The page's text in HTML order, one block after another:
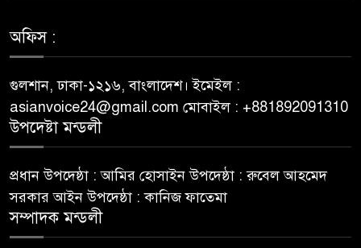
Popularna Online Kazina:
Koja je Bolja Opcija?
Games, Revamped Bonuses
and Mobile Upgrades
৮
৯
অফিস :
গুলশান, ঢাকা-১২১৬, বাংলাদেশ। ইমেইল :
asianvoice24@gmail.com মোবাইল : +881892091310
উপদেষ্টা মন্ডলী
প্রধান উপদেষ্ঠা : আমির হোসাইন উপদেষ্ঠা : রুবেল আহমেদ
সরকার আইন উপদেষ্ঠা : কানিজ ফাতেমা
সম্পাদক মন্ডলী